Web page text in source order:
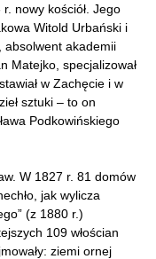
r. nowy kościół. Jego
Witold Urbański i
absolwent akademii
Matejko, specjalizował
w Zachęcie i w
sztuki – to on
Podkowińskiego
W 1827 r. 81 domów
jak wylicza
(z 1880 r.)
109 włościan
ziemi ornej